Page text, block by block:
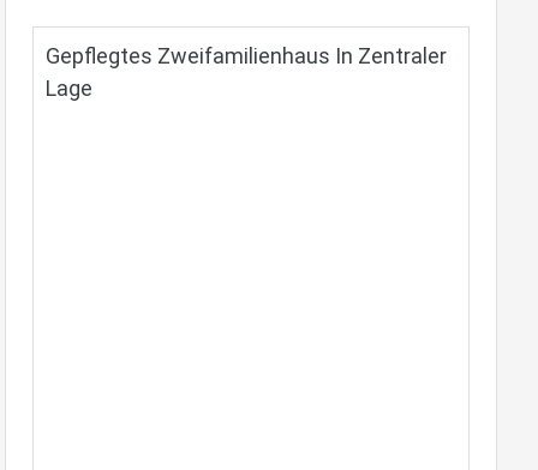
Gepflegtes Zweifamilienhaus In Zentraler
Lage